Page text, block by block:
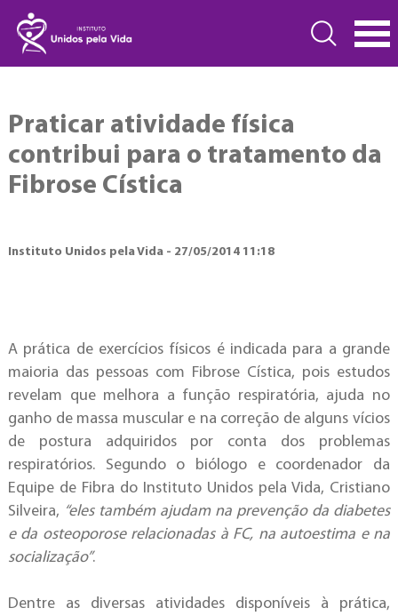
Praticar atividade física
contribui para o tratamento da
Fibrose Cística
Instituto Unidos pela Vida - 27/05/2014 11:18
A prática de exercícios físicos é indicada para a grande
maioria das pessoas com Fibrose Cística, pois estudos
revelam que melhora a função respiratória, ajuda no
ganho de massa muscular e na correção de alguns vícios
de postura adquiridos por conta dos problemas
respiratórios. Segundo o biólogo e coordenador da
Equipe de Fibra do Instituto Unidos pela Vida, Cristiano
Silveira, “eles também ajudam na prevenção da diabetes
e da osteoporose relacionadas à FC, na autoestima e na
socialização”.
Dentre as diversas atividades disponíveis à prática,